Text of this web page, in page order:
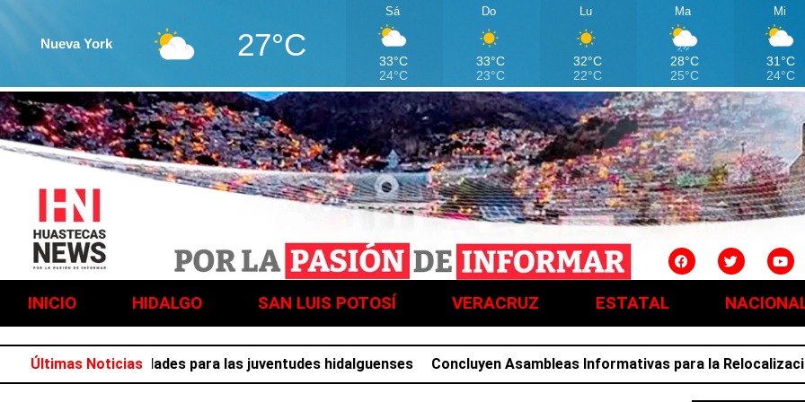
Nueva York 27°C
Sá
33°C
24°C
Do
33°C
23°C
Lu
32°C
22°C
Ma
28°C
25°C
Mi
31°C
24°C
INICIO HIDALGO SAN LUIS POTOSÍ VERACRUZ ESTATAL
Últimas Noticias
llena de actividades para las juventudes hidalguenses Concluyen Asambleas Informativas para la Relocalización;